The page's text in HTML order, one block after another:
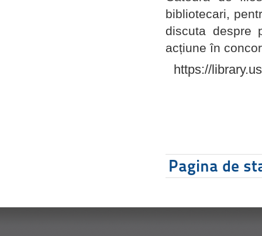
bibliotecari,
discuta despre
acțiune în
https://
Pagina de